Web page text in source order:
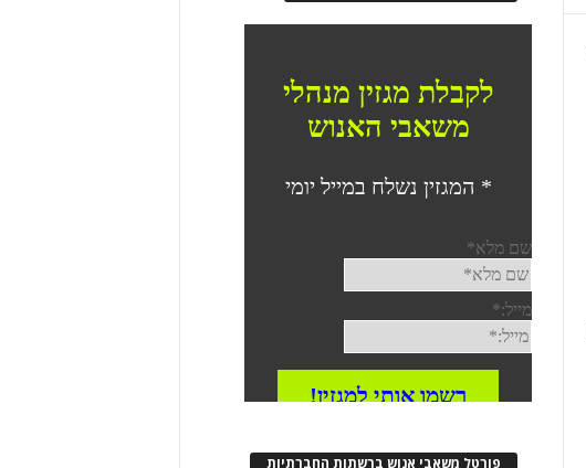
פורטל משאבי אנוש ברשתות החברתיות